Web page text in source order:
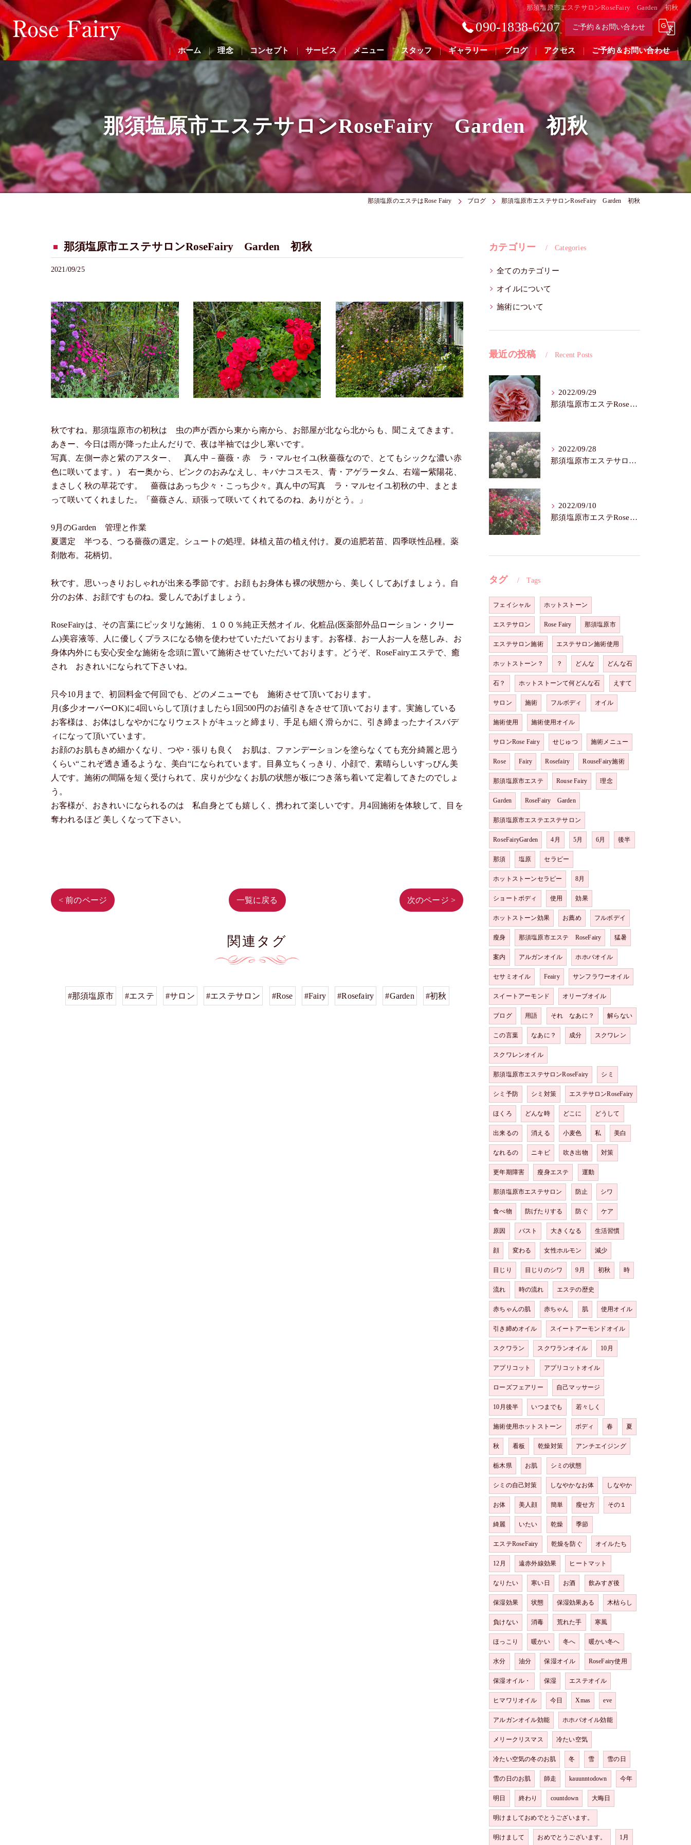
那須塩原市エステサロンRoseFairy Garden 初秋
090-1838-6207 ご予約＆お問い合わせ
ホーム 理念 コンセプト サービス メニュー スタッフ ギャラリー ブログ アクセス ご予約＆お問い合わせ
那須塩原市エステサロンRoseFairy Garden 初秋
那須塩原のエステはRose Fairy ブログ 那須塩原市エステサロンRoseFairy Garden 初秋
那須塩原市エステサロンRoseFairy Garden 初秋
2021/09/25
秋ですね。那須塩原市の初秋は 虫の声が西から東から南から、お部屋が北なら北からも、聞こえてきます。
あきー、今日は雨が降った止んだりで、夜は半袖では少し寒いです。
写真、左側ー赤と紫のアスター、 真ん中－薔薇・赤 ラ・マルセイユ(秋薔薇なので、とてもシックな濃い赤
色に咲いてます。) 右ー奥から、ピンクのおみなえし、キバナコスモス、青・アゲラータム、右端ー紫陽花、
まさしく秋の草花です。 薔薇はあっち少々・こっち少々。真ん中の写真 ラ・マルセイユ初秋の中、まとま
って咲いてくれました。「薔薇さん、頑張って咲いてくれてるのね、ありがとう。」
9月のGarden 管理と作業
夏選定 半つる、つる薔薇の選定。シュートの処理。鉢植え苗の植え付け。夏の追肥若苗、四季咲性品種。薬
剤散布。花柄切。
秋です。思いっきりおしゃれが出来る季節です。お顔もお身体も裸の状態から、美しくしてあげましょう。自
分のお体、お顔ですものね。愛しんであげましょう。
RoseFairyは、その言葉にピッタリな施術、１００％純正天然オイル、化粧品(医薬部外品ローション・クリー
ム)美容液等、人に優しくプラスになる物を使わせていただいております。お客様、お一人お一人を慈しみ、お
身体内外にも安心安全な施術を念頭に置いて施術させていただいております。どうぞ、RoseFairyエステで、癒
され おきれいになられて下さいね。
只今10月まで、初回料金で何回でも、どのメニューでも 施術させて頂いております。
月(多少オーバーOK)に4回いらして頂けましたら1回500円のお値引きをさせて頂いております。実施している
お客様は、お体はしなやかになりウェストがキュッと締まり、手足も細く滑らかに、引き締まったナイスバデ
ィになって頂いています。
お顔のお肌もきめ細かくなり、つや・張りも良く お肌は、ファンデーションを塗らなくても充分綺麗と思う
くらい“これぞ透き通るような、美白“になられています。目鼻立ちくっきり、小顔で、素晴らしいすっぴん美
人です。施術の間隔を短く受けられて、戻りが少なくお肌の状態が板につき落ち着いて定着してきたのでしょ
う。
お客様が、おきれいになられるのは 私自身とても嬉しく、携われて楽しいです。月4回施術を体験して、目を
奪われるほど 美しくなって下さい。
< 前のページ 一覧に戻る 次のページ >
関連タグ
#那須塩原市 #エステ #サロン #エステサロン #Rose #Fairy #Rosefairy #Garden #初秋
カテゴリー Categories
全てのカテゴリー
オイルについて
施術について
最近の投稿 Recent Posts
2022/09/29
那須塩原市エステRoseFairy🌺シワ・たるみ
2022/09/28
那須塩原市エステサロンRose Fairy🌼色白は七難隠す
2022/09/10
那須塩原市エステRoseFairy🌺いつまでも若々しく綺麗に💝
タグ Tags
フェイシャル ホットストーン
エステサロン Rose Fairy 那須塩原市
エステサロン施術 エステサロン施術使用
ホットストーン？ ？ どんな どんな石
石？ ホットストーンて何どんな石 えすて
サロン 施術 フルボディ オイル
施術使用 施術使用オイル
サロンRose Fairy せじゅつ 施術メニュー
Rose Fairy Rosefairy RouseFairy施術
那須塩原市エステ Rouse Fairy 理念
Garden RoseFairy Garden
那須塩原市エステエステサロン
RoseFairyGarden 4月 5月 6月 後半
那須 塩原 セラピー
ホットストーンセラピー 8月
ショートボディ 使用 効果
ホットストーン効果 お薦め フルボデイ
瘦身 那須塩原市エステ RoseFairy 猛暑
案内 アルガンオイル ホホバオイル
セサミオイル Feairy サンフラワーオイル
スイートアーモンド オリーブオイル
ブログ 用語 それ なあに？ 解らない
この言葉 なあに？ 成分 スクワレン
スクワレンオイル
那須塩原市エステサロンRoseFairy シミ
シミ予防 シミ対策 エステサロンRoseFairy
ほくろ どんな時 どこに どうして
出来るの 消える 小麦色 私 美白
なれるの ニキビ 吹き出物 対策
更年期障害 瘦身エステ 運動
那須塩原市エステサロン 防止 シワ
食べ物 防げたりする 防ぐ ケア
原因 バスト 大きくなる 生活習慣
顔 変わる 女性ホルモン 減少
目じり 目じりのシワ 9月 初秋 時
流れ 時の流れ エステの歴史
赤ちゃんの肌 赤ちゃん 肌 使用オイル
引き締めオイル スイートアーモンドオイル
スクワラン スクワランオイル 10月
アプリコット アプリコットオイル
ローズフェアリー 自己マッサージ
10月後半 いつまでも 若々しく
施術使用ホットストーン ボディ 春 夏
秋 看板 乾燥対策 アンチエイジング
栃木県 お肌 シミの状態
シミの自己対策 しなやかなお体 しなやか
お体 美人顔 簡単 瘦せ方 その１
綺麗 いたい 乾燥 季節
エステRoseFairy 乾燥を防ぐ オイルたち
12月 遠赤外線効果 ヒートマット
なりたい 寒い日 お酒 飲みすぎ後
保湿効果 状態 保湿効果ある 木枯らし
負けない 消毒 荒れた手 寒風
ほっこり 暖かい 冬へ 暖かい冬へ
水分 油分 保湿オイル RoseFairy使用
保湿オイル・ 保湿 エステオイル
ヒマワリオイル 今日 Xmas eve
アルガンオイル効能 ホホバオイル効能
メリークリスマス 冷たい空気
冷たい空気の冬のお肌 冬 雪 雪の日
雪の日のお肌 師走 kauunntodown 今年
明日 終わり countdown 大晦日
明けましておめでとうございます。
明けまして おめでとうございます。 1月